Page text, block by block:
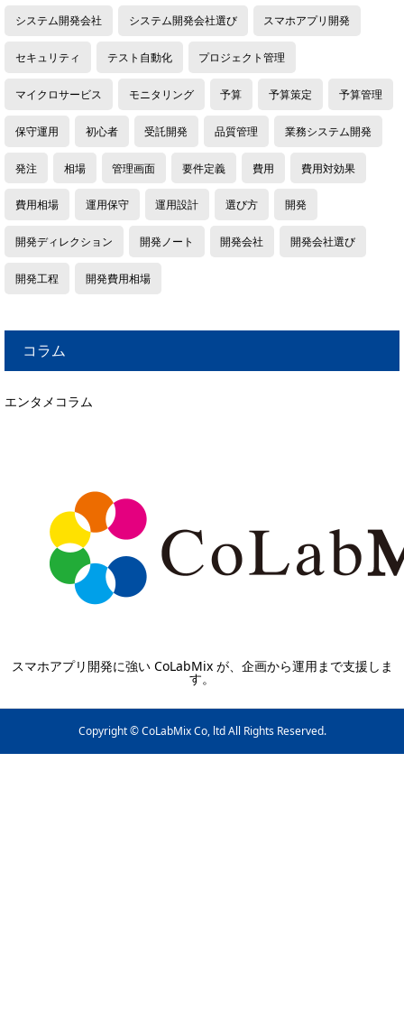
システム開発会社 システム開発会社選び スマホアプリ開発
セキュリティ テスト自動化 プロジェクト管理
マイクロサービス モニタリング 予算 予算策定 予算管理
保守運用 初心者 受託開発 品質管理 業務システム開発
発注 相場 管理画面 要件定義 費用 費用対効果
費用相場 運用保守 運用設計 選び方 開発
開発ディレクション 開発ノート 開発会社 開発会社選び
開発工程 開発費用相場
コラム
エンタメコラム
スマホアプリ開発に強い CoLabMix が、企画から運用まで支援しま
す。
Copyright © CoLabMix Co, ltd All Rights Reserved.